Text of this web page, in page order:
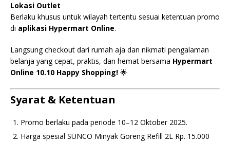
Lokasi Outlet
Berlaku khusus untuk wilayah tertentu sesuai ketentuan promo
di aplikasi Hypermart Online.
Langsung checkout dari rumah aja dan nikmati pengalaman
belanja yang cepat, praktis, dan hemat bersama Hypermart
Online 10.10 Happy Shopping! 🌟
Syarat & Ketentuan
Promo berlaku pada periode 10–12 Oktober 2025.
Harga spesial SUNCO Minyak Goreng Refill 2L Rp. 15.000